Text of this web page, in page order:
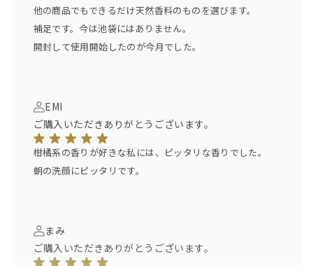
他の商品でもできるだけ天然香料のものを選びます。
補足です。今は池袋にはありません。
開封して使用開始したのが今月でした。
EMI
ご購入いただきありがとうございます。
柑橘系の香りが好きな私には、ピッタリな香りでした。
朝の洗顔にピッタリです。
まみ
ご購入いただきありがとうございます。